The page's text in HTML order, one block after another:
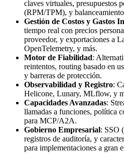
claves virtuales, presupuestos
(RPM/TPM), y
Gestión de Costos y Gastos
tiempo real con precios
proveedor, y exportaciones a
OpenTelemetry, y más.
Motor de Fiabilidad:
reintentos, routing basado en
y barreras de protección.
Observabilidad y Registro:
Helicone, Lunary, MLflow, y
Capacidades Avanzadas:
llamadas a funciones, política
para MCP/A2A.
Gobierno Empresarial: SSO
registros de auditoría, y
para implementaciones a gran